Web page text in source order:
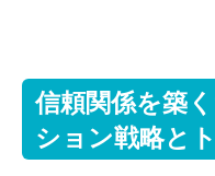
信頼関係を築
ション戦略と